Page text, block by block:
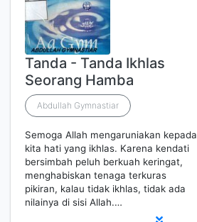
Tanda - Tanda Ikhlas
Seorang Hamba
Abdullah Gymnastiar
Semoga Allah mengaruniakan kepada
kita hati yang ikhlas. Karena kendati
bersimbah peluh berkuah keringat,
menghabiskan tenaga terkuras
pikiran, kalau tidak ikhlas, tidak ada
nilainya di sisi Allah.…